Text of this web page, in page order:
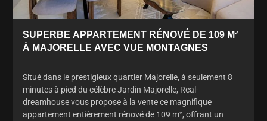
SUPERBE APPARTEMENT RÉNOVÉ DE 109 M²
À MAJORELLE AVEC VUE MONTAGNES
Situé dans le prestigieux quartier Majorelle, à seulement 8
minutes à pied du célèbre Jardin Majorelle, Real-
dreamhouse vous propose à la vente ce magnifique
appartement entièrement rénové de 109 m², offrant un